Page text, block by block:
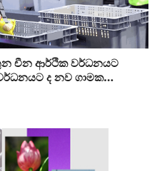
චීන ආර්ථික වර්ධනයට
ද නව ගාමක